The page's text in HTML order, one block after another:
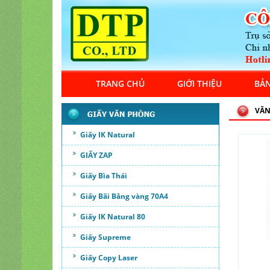
TRANG CHỦ GIỚI THIỆU
Giấy IK Natural
GIẤY ZAP
Giấy Bìa Thái
Giấy Bãi Bằng vàng 70A4
Giấy IK Natural 80
Giấy Supreme
Giấy Copy Laser